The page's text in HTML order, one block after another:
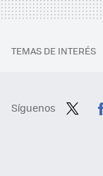
TEMAS DE INTERÉS
Síguenos